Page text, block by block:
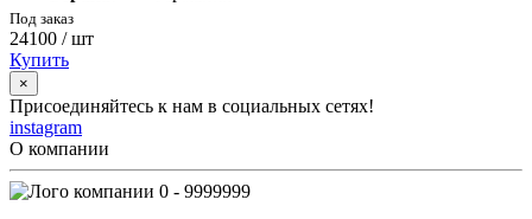
Под заказ
24100 / шт
Купить
×
Присоединяйтесь к нам в социальных сетях!
instagram
О компании
0 - 9999999